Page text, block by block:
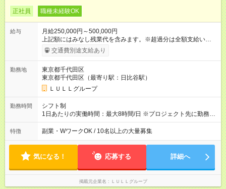
正社員 職種未経験OK
給与
月給250,000円～500,000円
上記額にはみなし残業代を含みます。※超過分は全額支給いたし
ます。 みなし残業代 21,675円／月 みなし残業時間 12時間／月 -
------------------------------------------------------- ≪経験者の方は以下と
万円～＋業績賞与＋交通費＋各種手当 ※固定残業代（30時間/6
万6，610円分）を含む。超過分は追加支給いたします 能力やス
キルを考慮し初任給を決定。経験者の方は前給考慮も可能で
す！ ◎昇給年1回（研修終了後） ◎賞与年2回（2月・8月）＋業
績賞与あり ◤スキルアップも、収入アップも。◢ 入社後の成長
や頑張りは、しっかり給与で還元しています。 実際にほぼ全員
上アップした社員も。 エンジニアへの還元率は業界高水準の
87％。 スキルを磨いた分だけ、収入アップも目指せる環境で
す！ 【試用期間】試用期間あり 試用期間の長さ：6ヶ月 ※ 雇用
形態と給与に、本採用時と異なる部分があります。 雇用形態：
中途採用（契約社員） 給与：月給 230,000円以上 上記額にはみ
なし残業代を含みます。※超過分は全額支給いたします。 みな
別途支給いたします ※研修期間中（最大12ヶ月間）も、試用期
交通費別途支給あり
勤務地
東京都千代田区
東京都千代田区（最寄り駅：日比谷駅）
ＬＵＬＬグループ
勤務時間
シフト制
1日あたりの実働時間：最大8時間/日 ※プロジェクト先に勤務時
間は異なります 【シフト例】 ・10時00分～19時00分 ・9時00
分～18時00分 平均残業時間：月10時間以内
特徴 副業・WワークOK / 10名以上の大量募集
気になる！ 応募する 詳細へ
掲載元企業名 ＬＵＬＬグループ